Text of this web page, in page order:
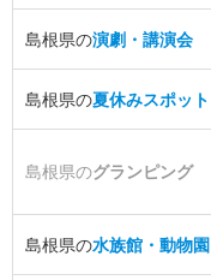
島根県の演劇・講演会
島根県の夏休みスポット
島根県のグランピング
島根県の水族館・動物園